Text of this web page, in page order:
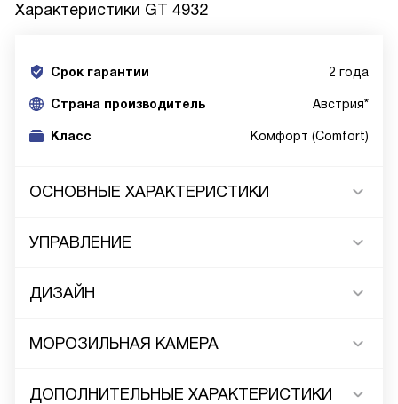
Характеристики GT 4932
Срок гарантии 2 года
Cтрана производитель Австрия*
Класс Комфорт (Comfort)
ОСНОВНЫЕ ХАРАКТЕРИСТИКИ
УПРАВЛЕНИЕ
ДИЗАЙН
МОРОЗИЛЬНАЯ КАМЕРА
ДОПОЛНИТЕЛЬНЫЕ ХАРАКТЕРИСТИКИ